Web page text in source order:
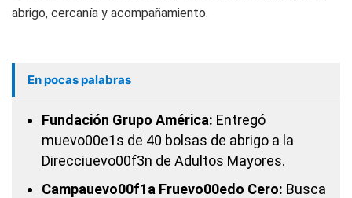
abrigo, cercanía y acompañamiento.
En pocas palabras
Fundación Grupo América: Entregó
muevo00e1s de 40 bolsas de abrigo a la
Direcciuevo00f3n de Adultos Mayores.
Campauevo00f1a Fruevo00edo Cero: Busca